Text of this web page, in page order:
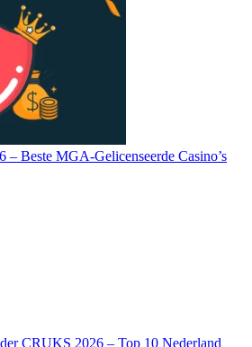
– Beste MGA-Gelicenseerde Casino’s
CRUKS 2026 – Top 10 Nederland